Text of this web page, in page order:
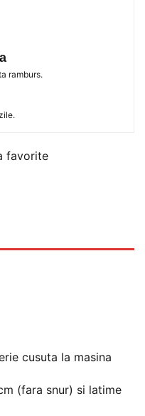
ramburs.
favorite
cusuta la masina
(fara snur) si latime